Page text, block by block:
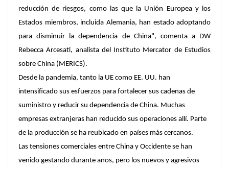
reducción de riesgos, como las que la Unión Europea y los
Estados miembros, incluida Alemania, han estado adoptando
para disminuir la dependencia de China", comenta a DW
Rebecca Arcesati, analista del Instituto Mercator de Estudios
sobre China (MERICS).
Desde la pandemia, tanto la UE como EE. UU. han
intensificado sus esfuerzos para fortalecer sus cadenas de
suministro y reducir su dependencia de China. Muchas
empresas extranjeras han reducido sus operaciones allí. Parte
de la producción se ha reubicado en países más cercanos.
Las tensiones comerciales entre China y Occidente se han
venido gestando durante años, pero los nuevos y agresivos